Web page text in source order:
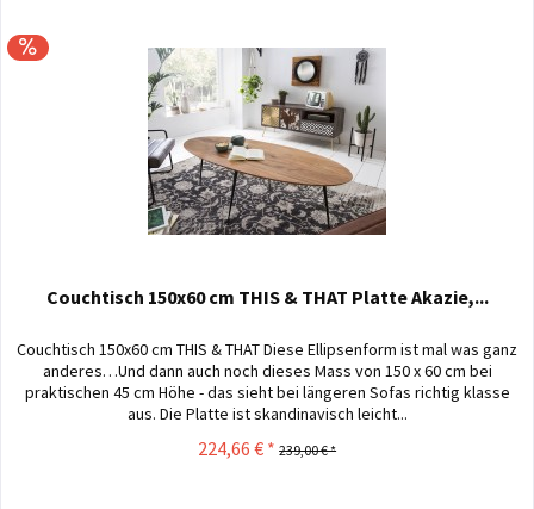
Couchtisch 150x60 cm THIS & THAT Platte Akazie,...
Couchtisch 150x60 cm THIS & THAT Diese Ellipsenform ist mal was ganz
anderes…Und dann auch noch dieses Mass von 150 x 60 cm bei
praktischen 45 cm Höhe - das sieht bei längeren Sofas richtig klasse
aus. Die Platte ist skandinavisch leicht...
224,66 € * 239,00 € *